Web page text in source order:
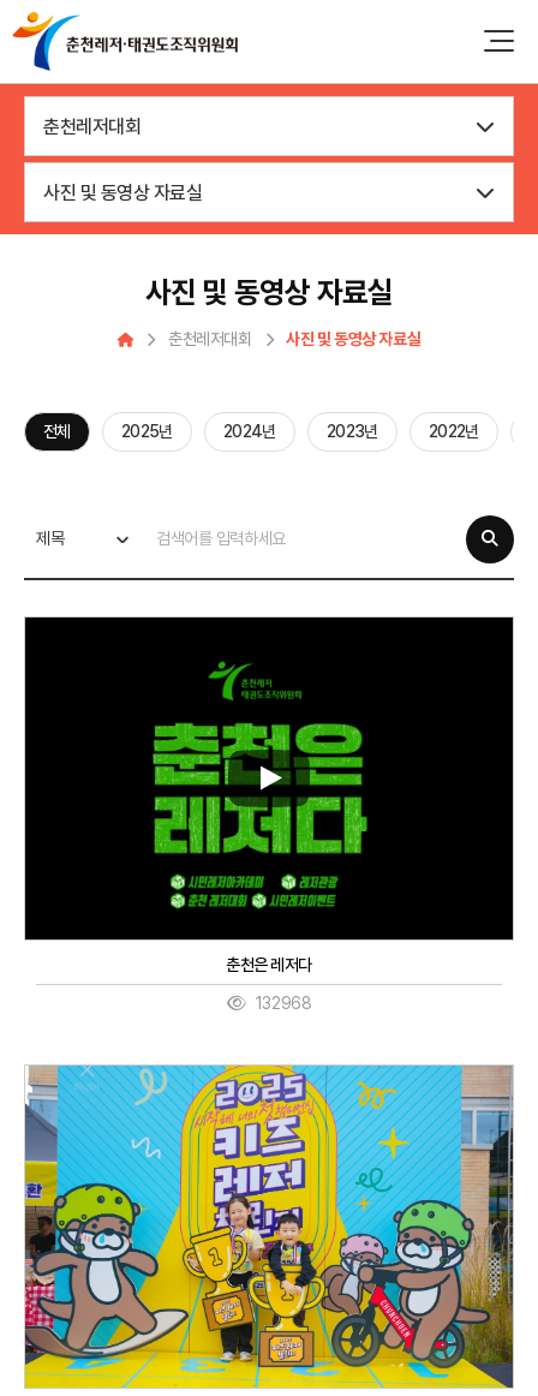
춘천레저대회
사진 및 동영상 자료실
사진 및 동영상 자료실
춘천레저대회 사진 및 동영상 자료실
전체 2025년 2024년 2023년 2022년
제목
춘천은 레저다
132968